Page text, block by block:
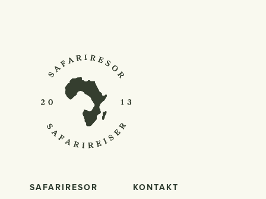
SAFARIRESOR KONTAKT